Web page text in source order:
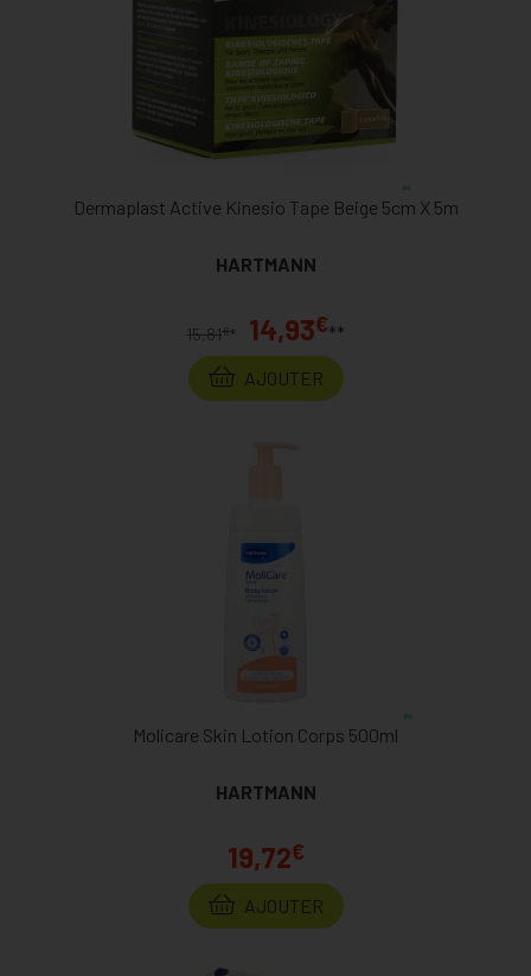
Dermaplast Active Kinesio Tape Beige 5cm X 5m
HARTMANN
15,81€* 14,93€**
AJOUTER
Molicare Skin Lotion Corps 500ml
HARTMANN
19,72€
AJOUTER